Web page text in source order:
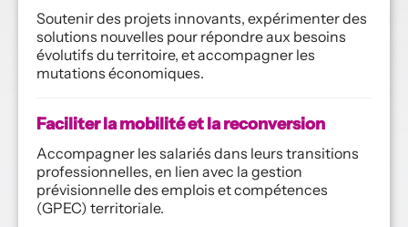
Soutenir des projets innovants, expérimenter des
solutions nouvelles pour répondre aux besoins
évolutifs du territoire, et accompagner les
mutations économiques.
Faciliter la mobilité et la reconversion
Accompagner les salariés dans leurs transitions
professionnelles, en lien avec la gestion
prévisionnelle des emplois et compétences
(GPEC) territoriale.